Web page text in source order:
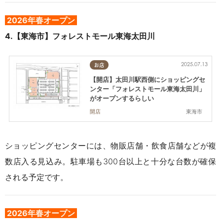
2026年春オープン
4.【東海市】 フォレストモール東海太田川
お店
東海市
2025.07.13
【開店】太田川駅西側にショッピングセ
ンター「フォレストモール東海太田川」
がオープンするらしい
開店
ショッピングセンターには、物販店舗・飲食店舗などが複
数店入る見込み。 駐車場も300台以上と十分な台数が確保
される予定です。
2026年春オープン